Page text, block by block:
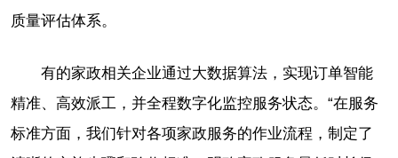
质量评估体系。
有的家政相关企业通过大数据算法，实现订单智能
精准、高效派工，并全程数字化监控服务状态。“在服务
标准方面，我们针对各项家政服务的作业流程，制定了